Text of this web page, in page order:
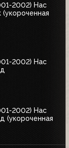
2002) Нас
2002) Нас
2002) Нас
(укороченная